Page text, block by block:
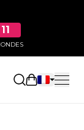
11
Ouvrir le